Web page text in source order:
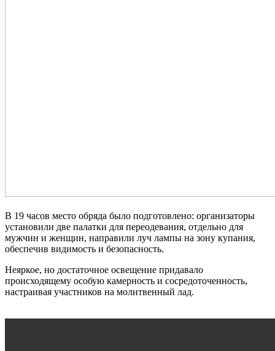
В 19 часов место обряда было подготовлено: организаторы
установили две палатки для переодевания, отдельно для
мужчин и женщин, направили луч лампы на зону купания,
обеспечив видимость и безопасность.
Неяркое, но достаточное освещение придавало
происходящему особую камерность и сосредоточенность,
настраивая участников на молитвенный лад.